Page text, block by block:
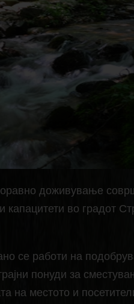
доживување
капацитети во градот
се работи на
понуди за
на местото и